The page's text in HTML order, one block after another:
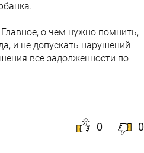
о чем нужно помнить,
и не допускать нарушений
все задолженности по
0 0